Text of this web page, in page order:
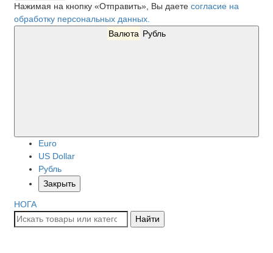
Нажимая на кнопку «Отправить», Вы даете согласие на
обработку персональных данных.
Валюта Рубль
Euro
US Dollar
Рубль
Закрыть
НОГА
Найти